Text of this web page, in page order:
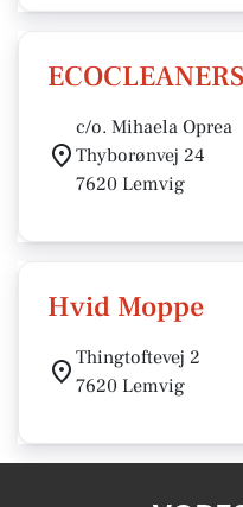
ECOCLEANERS
c/o. Mihaela Oprea
Thyborønvej 24
7620 Lemvig
Hvid Moppe
Thingtoftevej 2
7620 Lemvig